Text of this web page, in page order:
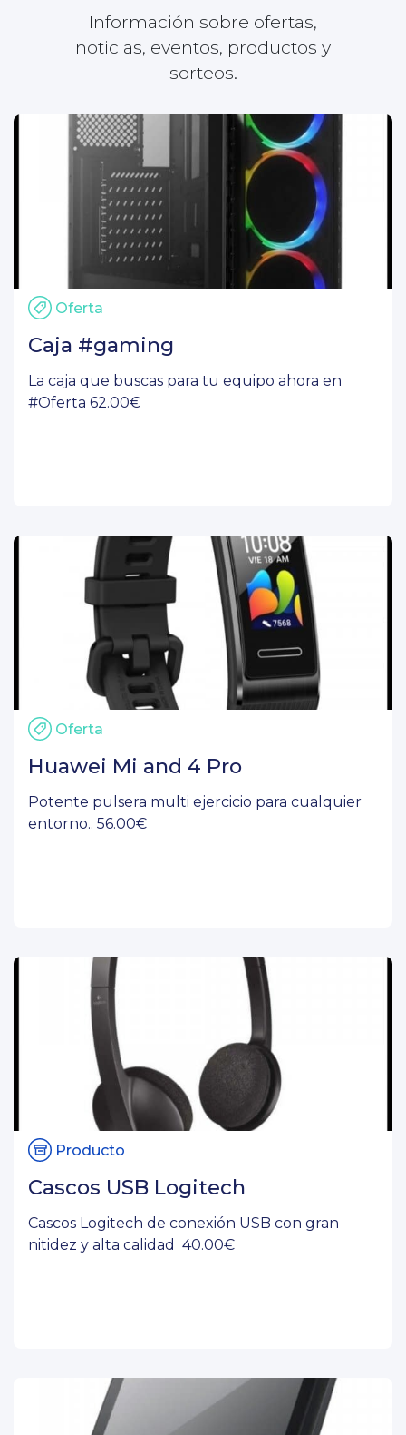
Información sobre ofertas,
noticias, eventos, productos y
sorteos.
Oferta
Caja #gaming
La caja que buscas para tu equipo ahora en
#Oferta 62.00€
Oferta
Huawei Mi and 4 Pro
Potente pulsera multi ejercicio para cualquier
entorno.. 56.00€
Producto
Cascos USB Logitech
Cascos Logitech de conexión USB con gran
nitidez y alta calidad 40.00€